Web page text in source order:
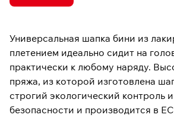
Универсальная шапка бини из
плетением идеально сидит на
практически к любому наряду.
пряжа, из которой изготовлена
строгий экологический контроль
безопасности и производится в